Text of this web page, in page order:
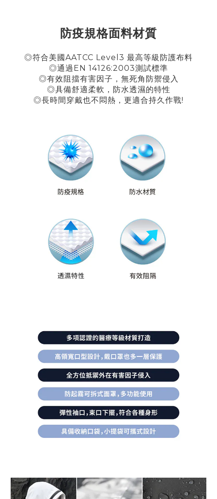
防疫規格面料材質
◎符合美國AATCC Level3 最高等級防護布料
◎通過EN 14126:2003測試標準
◎有效阻擋有害因子，無死角防禦侵入
◎具備舒適柔軟，防水透濕的特性
◎長時間穿戴也不悶熱，更適合持久作戰!